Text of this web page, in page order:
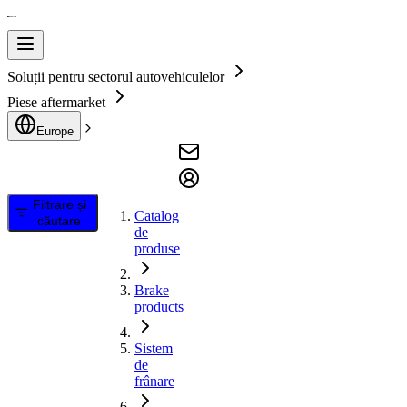
Soluții pentru sectorul autovehiculelor
Piese aftermarket
Europe
Filtrare și
căutare
Catalog
de
produse
Brake
products
Sistem
de
frânare